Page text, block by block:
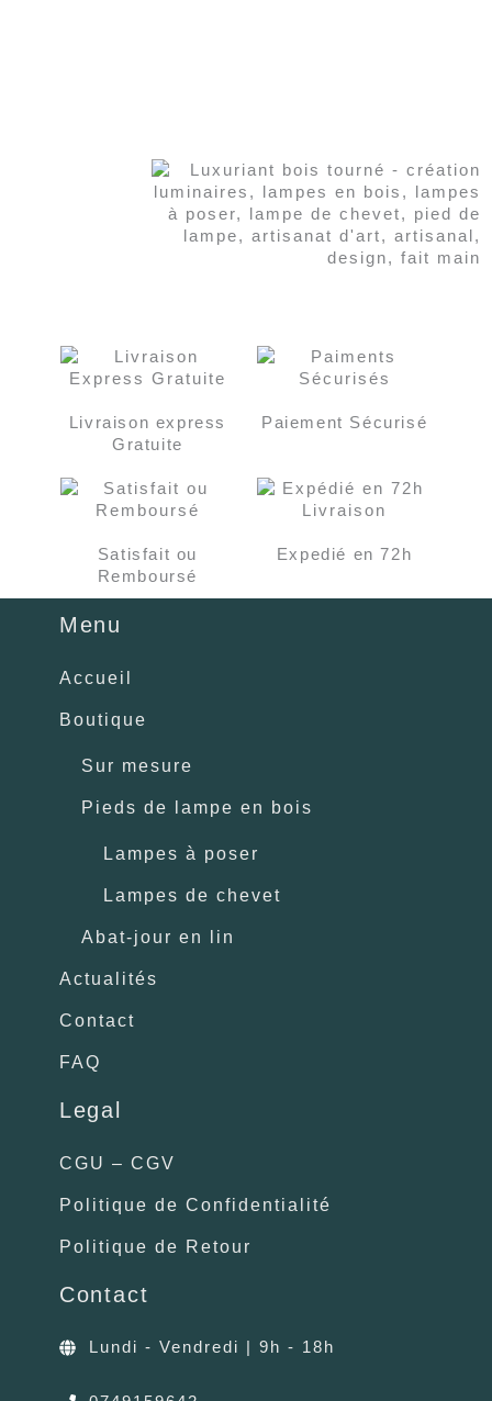
Livraison express
Gratuite
Paiement Sécurisé
Satisfait ou
Remboursé
Expedié en 72h
Menu
Accueil
Boutique
Sur mesure
Pieds de lampe en bois
Lampes à poser
Lampes de chevet
Abat-jour en lin
Actualités
Contact
FAQ
Legal
CGU – CGV
Politique de Confidentialité
Politique de Retour
Contact
Lundi - Vendredi | 9h - 18h